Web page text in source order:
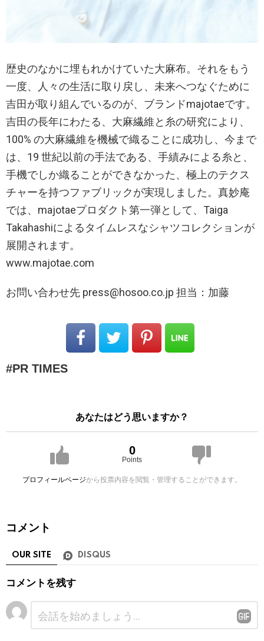
歴史のなかに埋もれかけていた大麻布。それをもう
一度、人々の生活に取り戻し、未来へつなぐために
吉田が取り組んでいるのが、ブランドmajotaeです。
吉田の長年にわたる、大麻繊維と糸の研究により、
100% の大麻繊維を機械で織ることに成功し、今まで
は、19 世紀以前の手法である、手績みによる糸と、
手機でしか織ることができなかった、極上のテクス
チャーを持つファブリックが実現しました。真妙庵
では、majotaeプロダクト第一弾として、Taiga
Takahashiによるタイムレスなシャツコレクションが
展開されます。
www.majotae.com
お問い合わせ先 press@hosoo.co.jp 担当：加藤
PR TIMES
あなたはどう思いますか？
0
Points
プロフィールページから投票内容を閲覧・管理することができます。
コメント
OUR SITE DISQUS
コメントを残す